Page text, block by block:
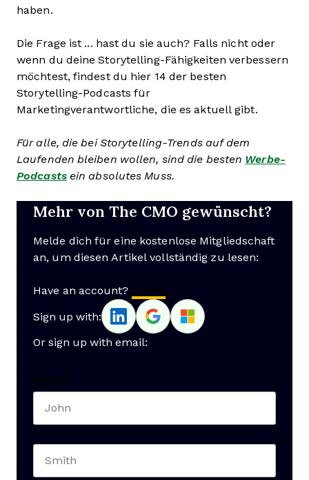
haben.
Die Frage ist ... hast du sie auch? Falls nicht oder
wenn du deine Storytelling-Fähigkeiten verbessern
möchtest, findest du hier 14 der besten
Storytelling-Podcasts für
Marketingverantwortliche, die es aktuell gibt.
Für alle, die bei Storytelling-Trends auf dem
Laufenden bleiben wollen, sind die besten Werbe-
Podcastsein absolutes Muss.
Mehr von The CMO gewünscht?
Melde dich für eine kostenlose Mitgliedschaft
an, um diesen Artikel vollständig zu lesen:
Have an account? Log In
Sign up with:
Or sign up with email:
Name *